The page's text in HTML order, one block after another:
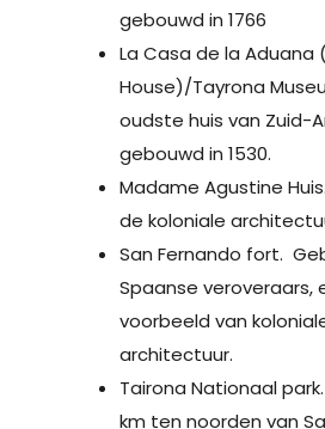
gebouwd in 1766
La Casa de la Aduana
House)/Tayrona
oudste huis van Zuid-
gebouwd in 1530.
Madame Agustine
de koloniale
San Fernando fort.
Spaanse veroveraars,
voorbeeld van
architectuur.
Tairona Nationaal
km ten noorden van